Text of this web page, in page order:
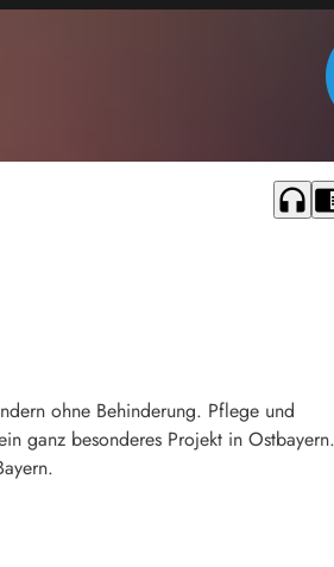
headphones
ohne Behinderung. Pflege und
ganz besonderes Projekt in